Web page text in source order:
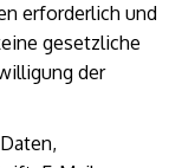
erforderlich und
gesetzliche
der